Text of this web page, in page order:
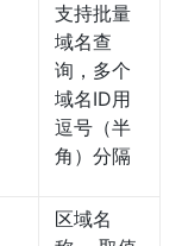
支持批量
域名查
询，多个
域名ID用
逗号（半
角）分隔
区域名